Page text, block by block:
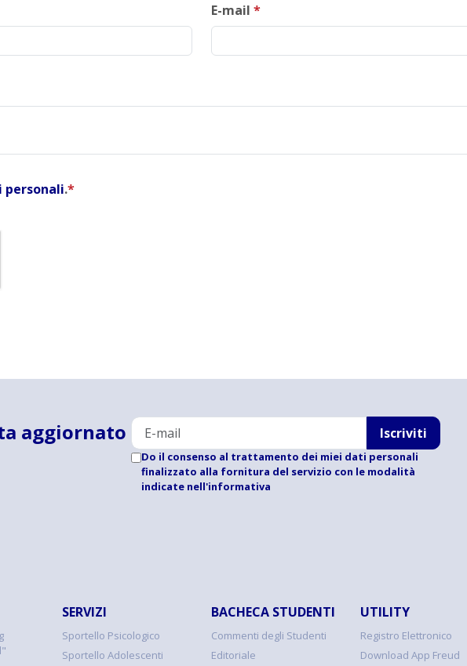
E-mail *
personali.*
aggiornato Iscriviti
Do il consenso al trattamento dei miei dati personali
finalizzato alla fornitura del servizio con le modalità
indicate nell'informativa
SERVIZI
Sportello Psicologico
Sportello Adolescenti
BACHECA STUDENTI
Commenti degli Studenti
Editoriale
UTILITY
Registro Elettronico
Download App Freud